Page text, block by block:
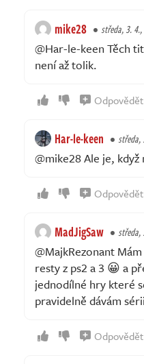
mike28 středa, 3.
@Har-le-keen Těch
není až tolik.
Odpovědět
Har-le-keen středa,
@mike28 Ale je,
Odpovědět
MadJigSaw středa,
@MajkRezonant
resty z ps2 a 3 😀 a
jednodílné hry které
pravidelně dávám
Odpovědět